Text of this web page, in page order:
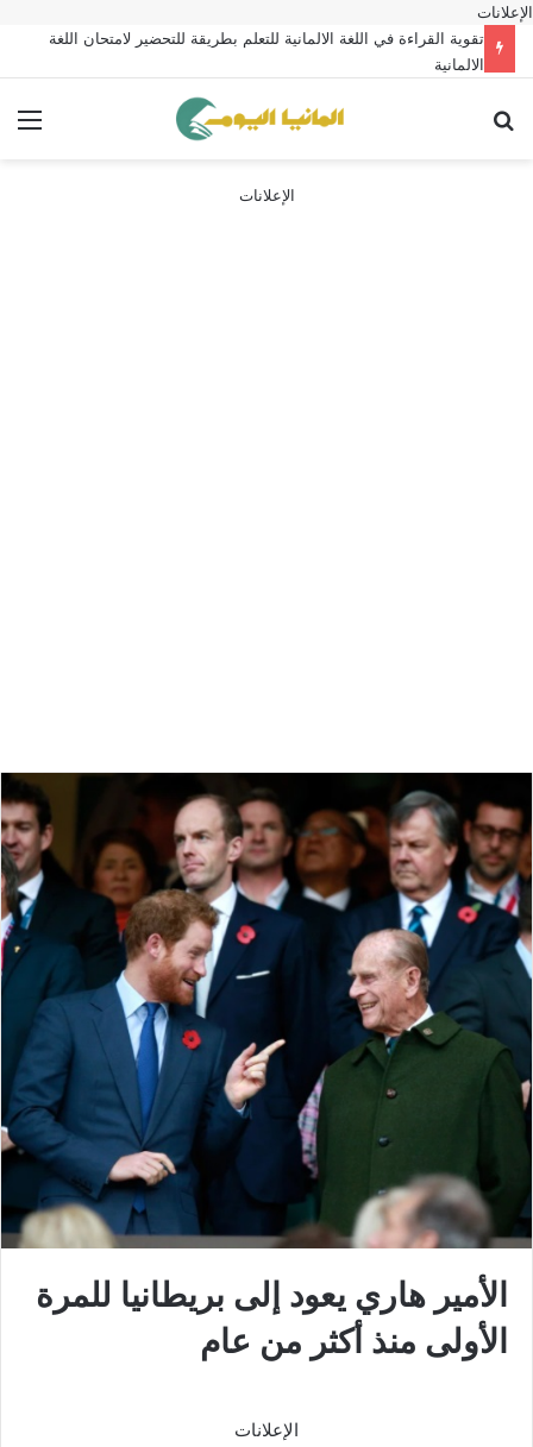
الإعلانات
تقوية القراءة في اللغة الالمانية للتعلم بطريقة للتحضير لامتحان اللغة
الالمانية
الإعلانات
الأمير هاري يعود إلى بريطانيا للمرة
الأولى منذ أكثر من عام
الإعلانات